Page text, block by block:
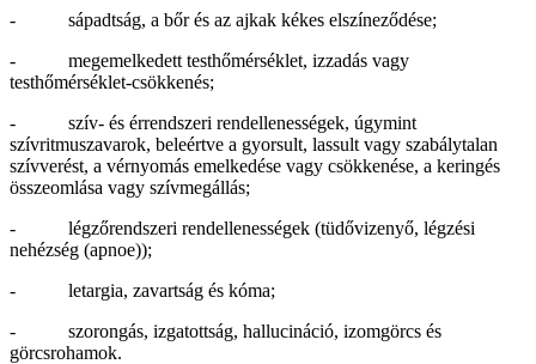
- sápadtság, a bőr és az ajkak kékes elszíneződése;
- megemelkedett testhőmérséklet, izzadás vagy
testhőmérséklet-csökkenés;
- szív- és érrendszeri rendellenességek, úgymint
szívritmuszavarok, beleértve a gyorsult, lassult vagy szabálytalan
szívverést, a vérnyomás emelkedése vagy csökkenése, a keringés
összeomlása vagy szívmegállás;
- légzőrendszeri rendellenességek (tüdővizenyő, légzési
nehézség (apnoe));
- letargia, zavartság és kóma;
- szorongás, izgatottság, hallucináció, izomgörcs és
görcsrohamok.